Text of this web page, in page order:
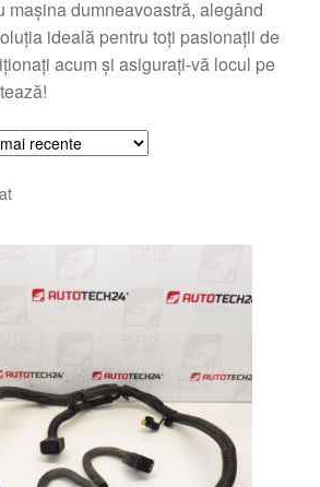
mașina dumneavoastră, alegând
ideală pentru toți pasionații de
acum și asigurați-vă locul pe